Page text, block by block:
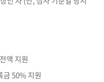
액 지원
금 50% 지원